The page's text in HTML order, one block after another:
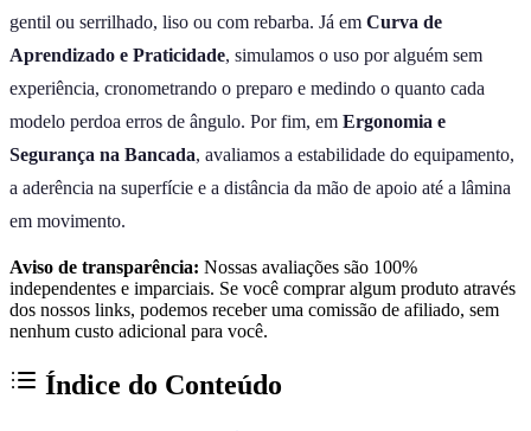
gentil ou serrilhado, liso ou com rebarba. Já em Curva de
Aprendizado e Praticidade, simulamos o uso por alguém sem
experiência, cronometrando o preparo e medindo o quanto cada
modelo perdoa erros de ângulo. Por fim, em Ergonomia e
Segurança na Bancada, avaliamos a estabilidade do equipamento,
a aderência na superfície e a distância da mão de apoio até a lâmina
em movimento.
Aviso de transparência: Nossas avaliações são 100%
independentes e imparciais. Se você comprar algum produto através
dos nossos links, podemos receber uma comissão de afiliado, sem
nenhum custo adicional para você.
Índice do Conteúdo